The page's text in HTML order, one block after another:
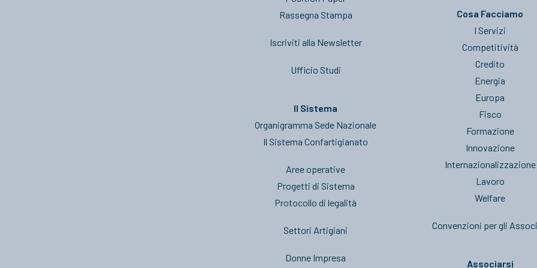
Rassegna Stampa
Iscriviti alla Newsletter
Ufficio Studi
Il Sistema
Organigramma Sede Nazionale
Il Sistema Confartigianato
Aree operative
Progetti di Sistema
Protocollo di legalità
Settori Artigiani
Donne Impresa
Cosa Facciamo
I Servizi
Competitività
Credito
Energia
Europa
Fisco
Formazione
Innovazione
Internazionalizzazione
Lavoro
Welfare
Convenzioni per gli
Associarsi